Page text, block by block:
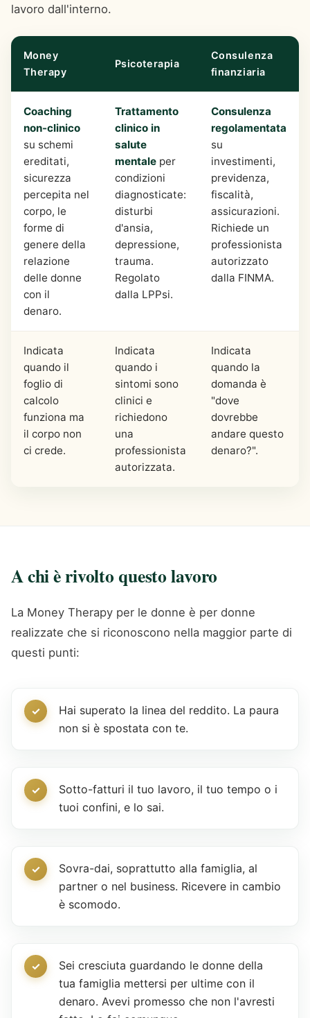
lavoro dall'interno.
Money
Therapy
Psicoterapia
Consulenza
finanziaria
Coaching
non-clinico
su schemi
ereditati,
sicurezza
percepita nel
corpo, le
forme di
genere della
relazione
delle donne
con il
denaro.
Trattamento
clinico in
salute
mentaleper
condizioni
diagnosticate:
disturbi
d'ansia,
depressione,
trauma.
Regolato
dalla LPPsi.
Consulenza
regolamentata
su
investimenti,
previdenza,
fiscalità,
assicurazioni.
Richiede un
professionista
autorizzato
dalla FINMA.
Indicata
quando il
foglio di
calcolo
funziona ma
il corpo non
ci crede.
Indicata
quando i
sintomi sono
clinici e
richiedono
una
professionista
autorizzata.
Indicata
quando la
domanda è
"dove
dovrebbe
andare questo
denaro?".
A chi è rivolto questo lavoro
La Money Therapy per le donne è per donne
realizzate che si riconoscono nella maggior parte di
questi punti:
Hai superato la linea del reddito. La paura
non si è spostata con te.
Sotto-fatturi il tuo lavoro, il tuo tempo o i
tuoi confini, e lo sai.
Sovra-dai, soprattutto alla famiglia, al
partner o nel business. Ricevere in cambio
è scomodo.
Sei cresciuta guardando le donne della
tua famiglia mettersi per ultime con il
denaro. Avevi promesso che non l'avresti